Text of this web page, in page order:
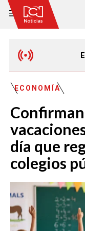
ECONOMÍA
día que
colegios